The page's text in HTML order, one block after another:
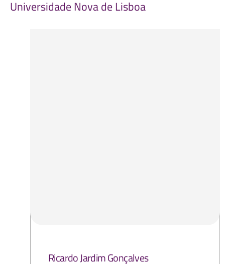
Universidade Nova de Lisboa
Ricardo Jardim Gonçalves